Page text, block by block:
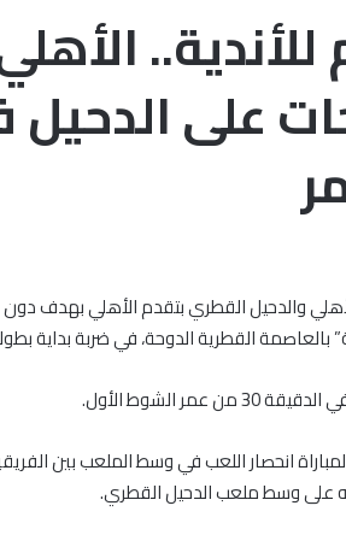
على
والدحيل القطري بتقدم الأهلي بهدف دون
بالعاصمة القطرية الدوحة، في ضربة بداية
الشوط الأول.
انحصار اللعب في وسط الملعب بين
على وسط ملعب الدحيل القطري.
تفتح
التقديم
القرعة
وطرق
التسجيل
والشروط
القرعة 2027.. المواعيد وطرق
التسجيل والشروط الكاملة